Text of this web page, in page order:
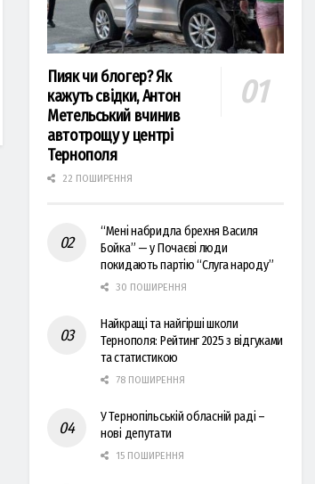
Пияк чи блогер? Як
кажуть свідки, Антон
Метельський вчинив
автотрощу у центрі
Тернополя
22 ПОШИРЕННЯ
“Мені набридла брехня Василя
Бойка” — у Почаєві люди
покидають партію “Слуга народу”
30 ПОШИРЕННЯ
Найкращі та найгірші школи
Тернополя: Рейтинг 2025 з відгуками
та статистикою
78 ПОШИРЕННЯ
У Тернопільській обласній раді –
нові депутати
15 ПОШИРЕННЯ